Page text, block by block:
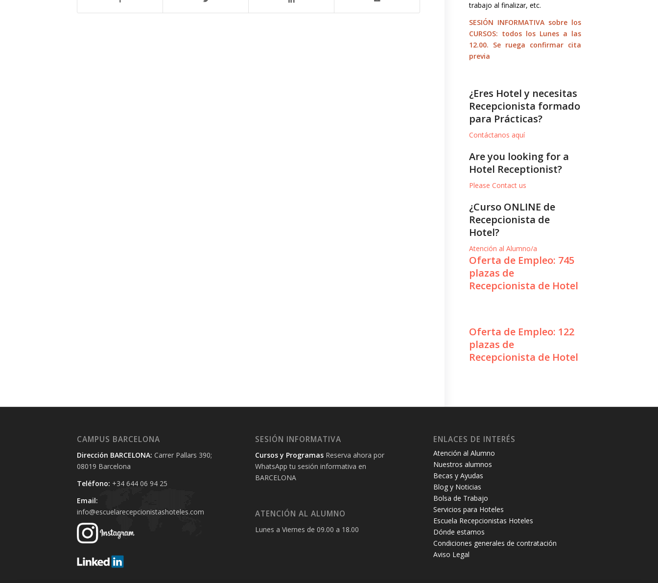
trabajo al finalizar, etc.
SESIÓN INFORMATIVA sobre los
CURSOS: todos los Lunes a las
12.00. Se ruega confirmar cita
previa
¿Eres Hotel y necesitas
Recepcionista formado
para Prácticas?
Contáctanos aquí
Are you looking for a
Hotel Receptionist?
Please Contact us
¿Curso ONLINE de
Recepcionista de
Hotel?
Atención al Alumno/a
Oferta de Empleo: 745
plazas de
Recepcionista de Hotel
Oferta de Empleo: 122
plazas de
Recepcionista de Hotel
CAMPUS BARCELONA
Dirección BARCELONA: Carrer Pallars 390;
08019 Barcelona
Teléfono: +34 644 06 94 25‬
Email:
info@escuelarecepcionistashoteles.com
SESIÓN INFORMATIVA
Cursos y ProgramasReserva ahora por
WhatsApp tu sesión informativa en
BARCELONA
ATENCIÓN AL ALUMNO
Lunes a Viernes de 09.00 a 18.00
ENLACES DE INTERÉS
Atención al Alumno
Nuestros alumnos
Becas y Ayudas
Blog y Noticias
Bolsa de Trabajo
Servicios para Hoteles
Escuela Recepcionistas Hoteles
Dónde estamos
Condiciones generales de contratación
Aviso Legal